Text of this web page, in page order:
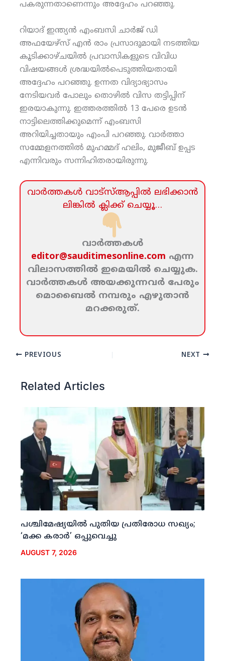
പകരുന്നതാണെന്നും അദ്ദേഹം പറഞ്ഞു.
റിയാദ് ഇന്ത്യന്‍ എംബസി ചാര്‍ജ് ഡി
അഫയേഴ്‌സ് എന്‍ രാം പ്രസാദുമായി നടത്തിയ
കൂടിക്കാഴ്ചയില്‍ പ്രവാസികളുടെ വിവിധ
വിഷയങ്ങള്‍ ശ്രദ്ധയില്‍പെടുത്തിയതായി
അദ്ദേഹം പറഞ്ഞു. ഉന്നത വിദ്യാഭ്യാസം
നേടിയവര്‍ പോലും തൊഴില്‍ വിസ തട്ടിപ്പിന്
ഇരയാകുന്നു. ഇത്തരത്തില്‍ 13 പേരെ ഉടന്‍
നാട്ടിലെത്തിക്കുമെന്ന് എംബസി
അറിയിച്ചതായും എംപി പറഞ്ഞു. വാര്‍ത്താ
സമ്മേളനത്തില്‍ മുഹമ്മദ് ഹലിം, മുജീബ് ഉപ്പട
എന്നിവരും സന്നിഹിതരായിരുന്നു.
വാര്‍ത്തകള്‍ വാട്‌സ്‌ആപ്പില്‍ ലഭിക്കാന്‍
ലിങ്കില്‍ ക്ലിക്ക്‌ ചെയ്യൂ…
വാര്‍ത്തകള്‍
editor@sauditimesonline.com എന്ന
വിലാസത്തില്‍ ഇമെയില്‍ ചെയ്യുക.
വാര്‍ത്തകള്‍ അയക്കുന്നവര്‍ പേരും
മൊബൈല്‍ നമ്പരും എഴുതാന്‍
മറക്കരുത്‌.
PREVIOUS NEXT
Related Articles
പശ്ചിമേഷ്യയില്‍ പുതിയ പ്രതിരോധ സഖ്യം;
‘മക്ക കരാര്‍’ ഒപ്പുവെച്ചു
AUGUST 7, 2026